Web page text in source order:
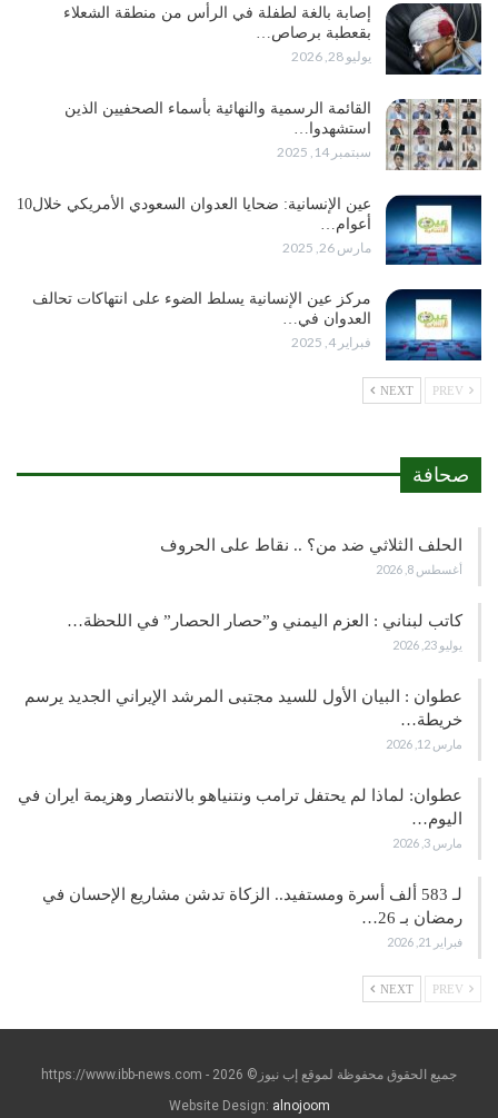
إصابة بالغة لطفلة في الرأس من منطقة الشعلاء
بقعطبة برصاص…
يوليو 28, 2026
القائمة الرسمية والنهائية بأسماء الصحفيين الذين
استشهدوا…
سبتمبر 14, 2025
عين الإنسانية: ضحايا العدوان السعودي الأمريكي خلال10
أعوام…
مارس 26, 2025
مركز عين الإنسانية يسلط الضوء على انتهاكات تحالف
العدوان في…
فبراير 4, 2025
NEXT
صحافة
الحلف الثلاثي ضد من؟ .. نقاط على الحروف
أغسطس 8, 2026
كاتب لبناني : العزم اليمني و”حصار الحصار” في اللحظة…
يوليو 23, 2026
عطوان : البيان الأول للسيد مجتبى المرشد الإيراني الجديد يرسم
خريطة…
مارس 12, 2026
عطوان: لماذا لم يحتفل ترامب ونتنياهو بالانتصار وهزيمة ايران في
اليوم…
مارس 3, 2026
لـ 583 ألف أسرة ومستفيد.. الزكاة تدشن مشاريع الإحسان في
رمضان بـ 26…
فبراير 21, 2026
NEXT
جميع الحقوق محفوظة لموقع إب نيوز© https://www.ibb-news.com - 2026
Website Design: alnojoom